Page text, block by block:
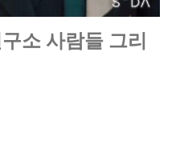
소 사람들 그리